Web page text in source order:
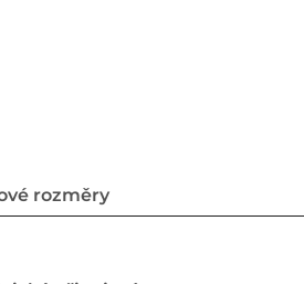
rozměry